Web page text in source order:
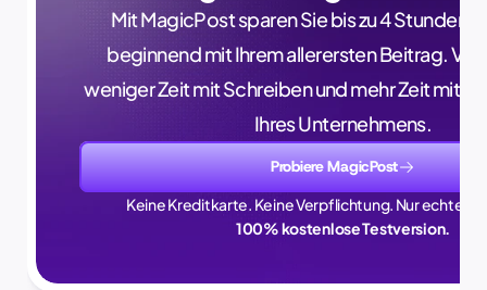
Mit MagicPost sparen Sie bis zu 4 Stunden
beginnend mit Ihrem allerersten Beitrag.
weniger Zeit mit Schreiben und mehr Zeit mit
Ihres Unternehmens.
Probiere MagicPost
Keine Kreditkarte. Keine Verpflichtung. Nur echte
100% kostenlose Testversion.